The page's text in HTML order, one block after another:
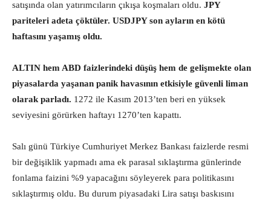
satışında olan yatırımcıların çıkışa koşmaları oldu. JPY
pariteleri adeta çöktüler. USDJPY son ayların en kötü
haftasını yaşamış oldu.
ALTIN hem ABD faizlerindeki düşüş hem de gelişmekte olan
piyasalarda yaşanan panik havasının etkisiyle güvenli liman
olarak parladı. 1272 ile Kasım 2013’ten beri en yüksek
seviyesini görürken haftayı 1270’ten kapattı.
Salı günü Türkiye Cumhuriyet Merkez Bankası faizlerde resmi
bir değişiklik yapmadı ama ek parasal sıklaştırma günlerinde
fonlama faizini %9 yapacağını söyleyerek para politikasını
sıklaştırmış oldu. Bu durum piyasadaki Lira satışı baskısını